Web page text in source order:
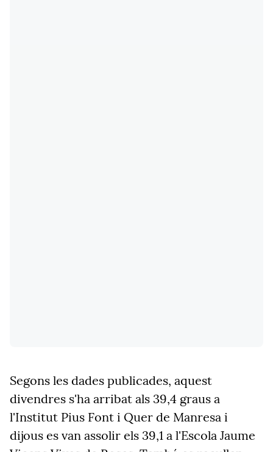
Segons les dades publicades, aquest
divendres s'ha arribat als 39,4 graus a
l'Institut Pius Font i Quer de Manresa i
dijous es van assolir els 39,1 a l'Escola Jaume